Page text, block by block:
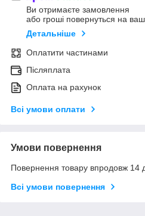
Ви отримаєте замовлення
або гроші повернуться на
Детальніше
Оплатити частинами
Післяплата
Оплата на рахунок
Всі умови оплати
Умови повернення
Повернення товару впродовж 14
Всі умови повернення